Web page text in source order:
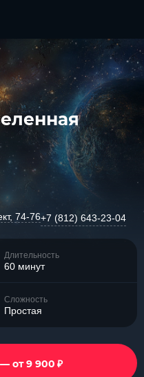
74-76+7 (812) 643-23-04
Длительность
60 минут
Сложность
Простая
от 9 900 ₽